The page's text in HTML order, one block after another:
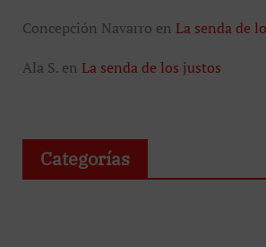
Concepción Navarro en La senda de
Ala S.en La senda de los justos
Categorías